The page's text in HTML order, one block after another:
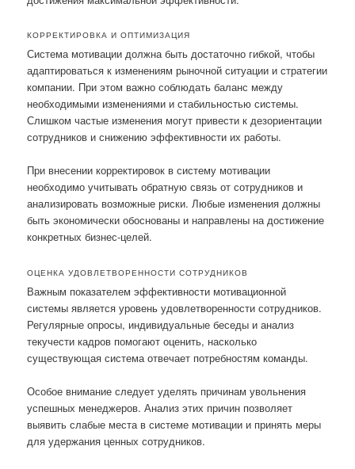
КОРРЕКТИРОВКА И ОПТИМИЗАЦИЯ
Система мотивации должна быть достаточно гибкой, чтобы
адаптироваться к изменениям рыночной ситуации и стратегии
компании. При этом важно соблюдать баланс между
необходимыми изменениями и стабильностью системы.
Слишком частые изменения могут привести к дезориентации
сотрудников и снижению эффективности их работы.
При внесении корректировок в систему мотивации
необходимо учитывать обратную связь от сотрудников и
анализировать возможные риски. Любые изменения должны
быть экономически обоснованы и направлены на достижение
конкретных бизнес-целей.
ОЦЕНКА УДОВЛЕТВОРЕННОСТИ СОТРУДНИКОВ
Важным показателем эффективности мотивационной
системы является уровень удовлетворенности сотрудников.
Регулярные опросы, индивидуальные беседы и анализ
текучести кадров помогают оценить, насколько
существующая система отвечает потребностям команды.
Особое внимание следует уделять причинам увольнения
успешных менеджеров. Анализ этих причин позволяет
выявить слабые места в системе мотивации и принять меры
для удержания ценных сотрудников.